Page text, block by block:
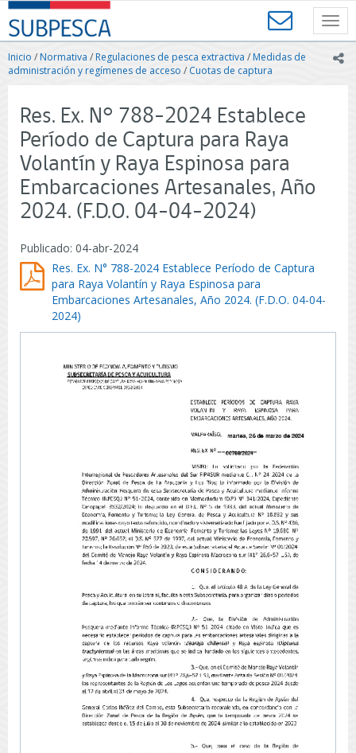
Contenido
principal
SUBPESCA
-
Subsecretaría
de
Acuicultura
Gobierno
de
Chile
Inicio /Normativa / Regulaciones de pesca extractiva / Medidas de
administración y regímenes de acceso / Cuotas de captura
Res. Ex. N° 788-2024 Establece
Período de Captura para Raya
Volantín y Raya Espinosa para
Embarcaciones Artesanales, Año
2024. (F.D.O. 04-04-2024)
Publicado: 04-abr-2024
Res. Ex. N° 788-2024 Establece Período de Captura
para Raya Volantín y Raya Espinosa para
Embarcaciones Artesanales, Año 2024. (F.D.O. 04-04-
2024)